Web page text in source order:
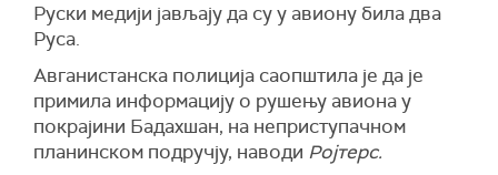
Руски медији јављају да су у авиону била два
Руса.
Авганистанска полиција саопштила је да је
примила информацију о рушењу авиона у
покрајини Бадахшан, на неприступачном
планинском подручју, наводи Ројтерс.